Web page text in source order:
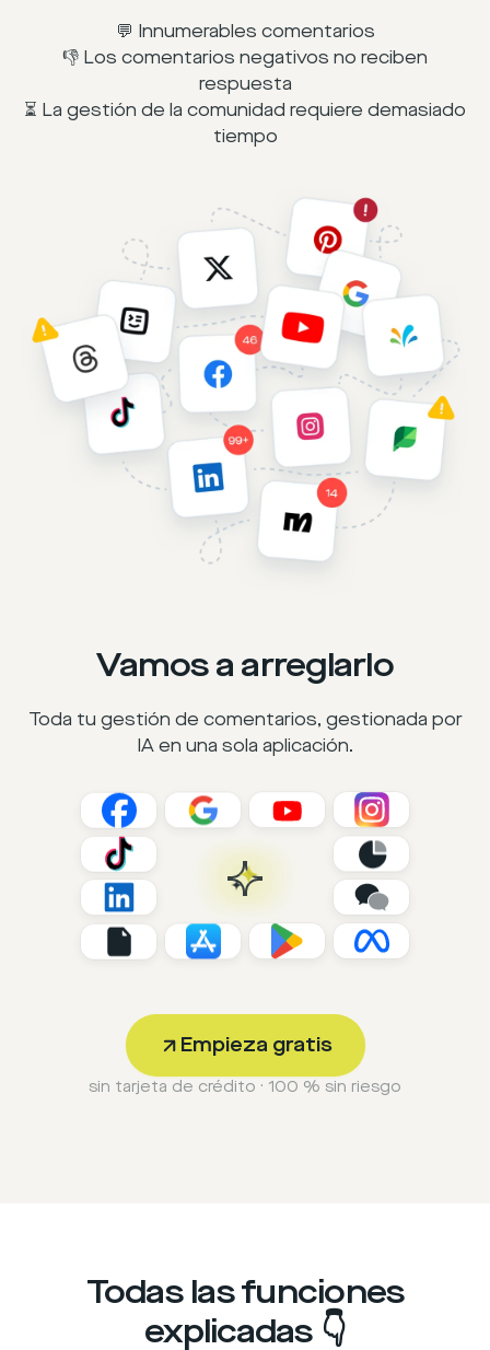
💬 Innumerables comentarios
👎 Los comentarios negativos no reciben
respuesta
⏳ La gestión de la comunidad requiere demasiado
tiempo
Vamos a arreglarlo
Toda tu gestión de comentarios, gestionada por
IA en una sola aplicación.
Empieza gratis
sin tarjeta de crédito · 100 % sin riesgo
Todas las funciones
explicadas 👇